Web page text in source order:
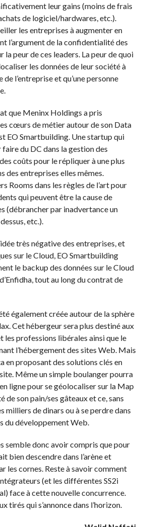
leur gains (moins de frais
de logiciel/hardwares, etc.).
les entreprises à augmenter en
l’argument de la confidentialité des
la peur de ces leaders. La peur de quoi
les données de leur société à
de l’entreprise et qu’une personne
que Meninx Holdings a pris
cœurs de métier autour de son Data
EO Smartbuilding. Une startup qui
du DC dans la gestion des
coûts pour le répliquer à une plus
des entreprises elles mêmes.
Rooms dans les règles de l’art pour
qui peuvent être la cause de
(débrancher par inadvertance un
etc.).
très négative des entreprises, et
sur le Cloud, EO Smartbuilding
le backup des données sur le Cloud
tout au long du contrat de
également créée autour de la sphère
Cet hébergeur sera plus destiné aux
les professions libérales ainsi que le
l’hébergement des sites Web. Mais
en proposant des solutions clés en
Même un simple boulanger pourra
ligne pour se géolocaliser sur la Map
de son pain/ses gâteaux et ce, sans
milliers de dinars ou à se perdre dans
du développement Web.
semble donc avoir compris que pour
bien descendre dans l’arène et
les cornes. Reste à savoir comment
(et les différentes SS2i
face à cette nouvelle concurrence.
tirés qui s’annonce dans l’horizon.